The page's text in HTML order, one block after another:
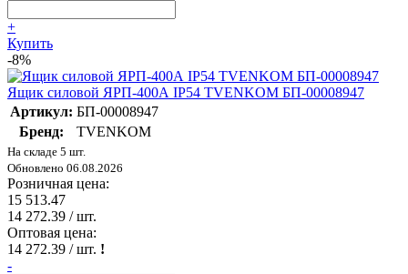
+
Купить
-8%
Ящик силовой ЯРП-400А IP54 TVENKOM БП-00008947
Артикул: БП-00008947
Бренд:
TVENKOM
На складе 5 шт.
Обновлено 06.08.2026
Розничная цена:
15 513.47
14 272.39 / шт.
Оптовая цена:
14 272.39 / шт. !
-